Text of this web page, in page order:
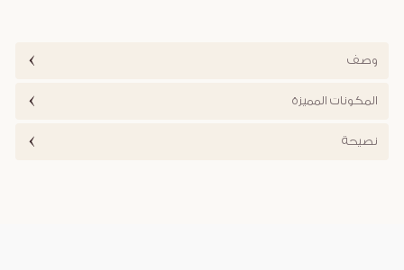
وصف
المكونات المميزة
نصيحة